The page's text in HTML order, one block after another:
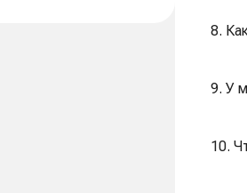
8.
9. У
10.